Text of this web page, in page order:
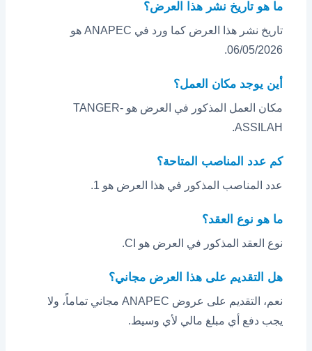
ما هو تاريخ نشر هذا العرض؟
تاريخ نشر هذا العرض كما ورد في ANAPEC هو
06/05/2026.
أين يوجد مكان العمل؟
مكان العمل المذكور في العرض هو TANGER-
ASSILAH.
كم عدد المناصب المتاحة؟
عدد المناصب المذكور في هذا العرض هو 1.
ما هو نوع العقد؟
نوع العقد المذكور في العرض هو CI.
هل التقديم على هذا العرض مجاني؟
نعم، التقديم على عروض ANAPEC مجاني تماماً، ولا
يجب دفع أي مبلغ مالي لأي وسيط.